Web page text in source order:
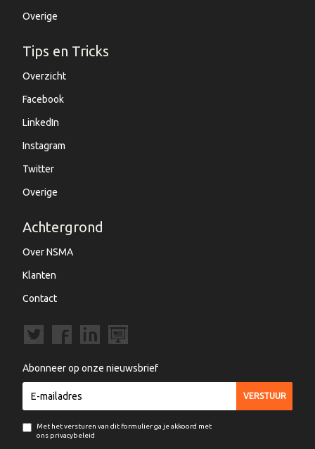
Overige
Tips en Tricks
Overzicht
Facebook
LinkedIn
Instagram
Twitter
Overige
Achtergrond
Over NSMA
Klanten
Contact
Abonneer op onze nieuwsbrief
Met het versturen van dit formulier ga je akkoord met
ons privacybeleid